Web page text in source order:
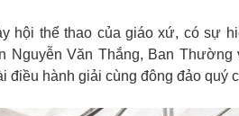
hội thể thao của giáo xứ, có sự
Nguyễn Văn Thắng, Ban
điều hành giải cùng đông đảo quý